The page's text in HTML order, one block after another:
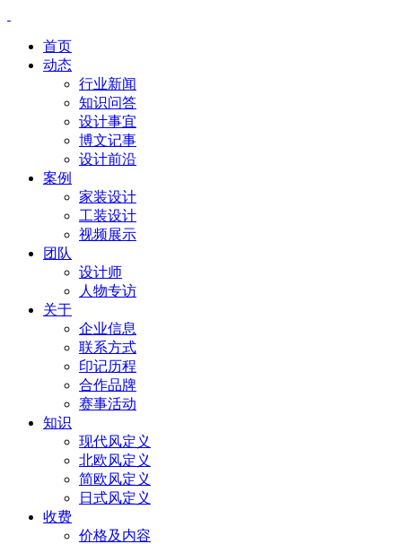
首页
动态
行业新闻
知识问答
设计事宜
博文记事
设计前沿
案例
家装设计
工装设计
视频展示
团队
设计师
人物专访
关于
企业信息
联系方式
印记历程
合作品牌
赛事活动
知识
现代风定义
北欧风定义
简欧风定义
日式风定义
收费
价格及内容